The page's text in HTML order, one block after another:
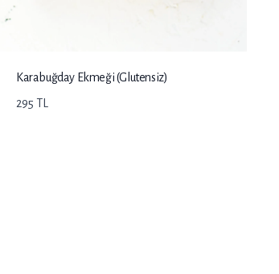
Karabuğday Ekmeği (Glutensiz)
295 TL